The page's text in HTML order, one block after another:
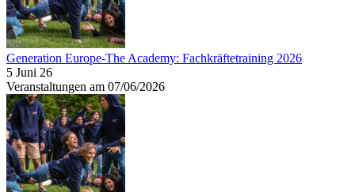
Generation Europe-The Academy: Fachkräftetraining 2026
5 Juni 26
Veranstaltungen am 07/06/2026